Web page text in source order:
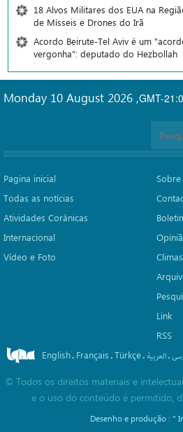
18 Alvos Militares dos EUA na
de Mísseis e Drones do Irã
Acordo Beirute-Tel Aviv é um
vergonha": deputado do Hezbollah
GMT-
Monday 10 August 2026 ,
Pagina inicial
Todas as notícias
Atividades Corânicas
Internacional
Vídeo e Foto
Sobre
Climas
Link
RSS
English. Français.Türkçe. العربیة.
© Todos os direitos materiais e
e o uso do conteúdo é permitido,
Desenho e produção : "